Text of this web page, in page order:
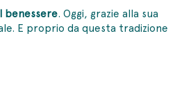
benessere. Oggi, grazie alla sua
E proprio da questa tradizione